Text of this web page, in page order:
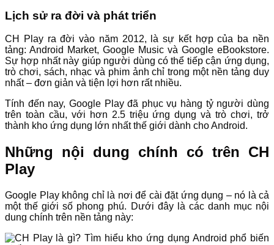
Lịch sử ra đời và phát triển
CH Play ra đời vào năm 2012, là sự kết hợp của ba nền
tảng: Android Market, Google Music và Google eBookstore.
Sự hợp nhất này giúp người dùng có thể tiếp cận ứng dụng,
trò chơi, sách, nhạc và phim ảnh chỉ trong một nền tảng duy
nhất – đơn giản và tiện lợi hơn rất nhiều.
Tính đến nay, Google Play đã phục vụ hàng tỷ người dùng
trên toàn cầu, với hơn 2.5 triệu ứng dụng và trò chơi, trở
thành kho ứng dụng lớn nhất thế giới dành cho Android.
Những nội dung chính có trên CH
Play
Google Play không chỉ là nơi để cài đặt ứng dụng – nó là cả
một thế giới số phong phú. Dưới đây là các danh mục nội
dung chính trên nền tảng này: